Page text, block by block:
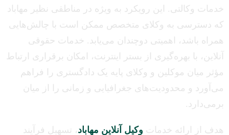
خدمات وکالتی. این رویکرد به ویژه در مناطقی نظیر مهاباد
که دسترسی به وکلای متخصص ممکن است با چالش‌هایی
همراه باشد، اهمیتی دوچندان می‌یابد. خدمات حقوقی
آنلاین، با بهره‌گیری از بستر اینترنت، امکان برقراری ارتباط
مؤثر میان موکلین و وکلای پایه یک دادگستری را فراهم
می‌آورد و محدودیت‌های جغرافیایی و زمانی را از میان
برمی‌دارد.
هدف از ارائه خدمات وکیل آنلاین مهاباد، تسهیل فرآیند